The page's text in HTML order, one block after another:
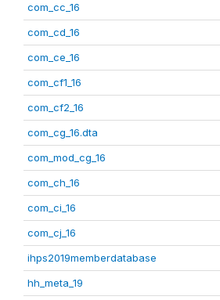
com_cc_16
com_cd_16
com_ce_16
com_cf1_16
com_cf2_16
com_cg_16.dta
com_mod_cg_16
com_ch_16
com_ci_16
com_cj_16
ihps2019memberdatabase
hh_meta_19